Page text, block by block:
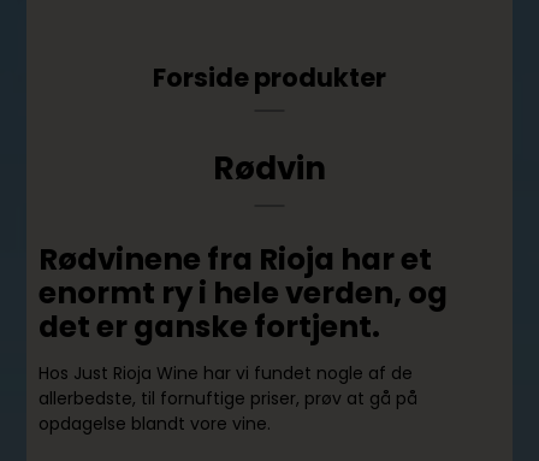
Forside produkter
Rødvin
Rødvinene fra Rioja har et
enormt ry i hele verden, og
det er ganske fortjent.
Hos Just Rioja Wine har vi fundet nogle af de
allerbedste, til fornuftige priser, prøv at gå på
opdagelse blandt vore vine.